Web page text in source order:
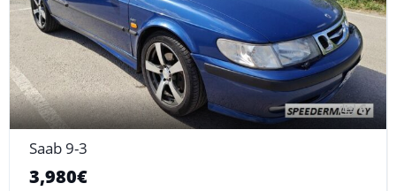
6
Saab 9-3
3,980€